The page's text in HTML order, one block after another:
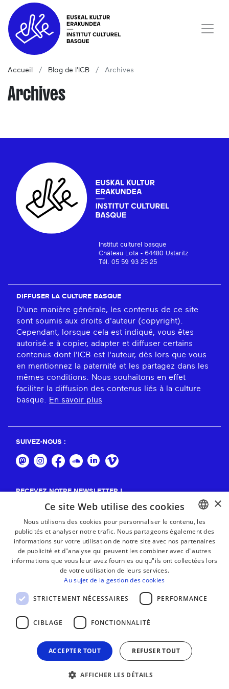
Accueil Blog de l'ICB Archives
Archives
Institut culturel basque
Château Lota - 64480 Ustaritz
Tél. 05 59 93 25 25
DIFFUSER LA CULTURE BASQUE
D'une manière générale, les contenus de ce site
sont soumis aux droits d'auteur (copyright).
Cependant, lorsque cela est indiqué, vous êtes
autorisé.e à copier, adapter et diffuser certains
contenus dont l'ICB est l'auteur, dès lors que vous
en mentionnez la paternité et les partagez dans les
mêmes conditions. Nous souhaitons en effet
faciliter la diffusion des contenus liés à la culture
basque. En savoir plus
SUIVEZ-NOUS :
RECEVEZ NOTRE NEWSLETTER !
MENTIONS LÉGALES
BASQUE
FRENCH
×
Ce site Web utilise des cookies
Nous utilisons des cookies pour personnaliser le contenu, les
publicités et analyser notre trafic. Nous partageons également des
informations sur votre utilisation de notre site avec nos partenaires
de publicité et d"analyse qui peuvent les combiner avec d"autres
informations que vous leur avez fournies ou qu"ils ont collectées lors
de votre utilisation de leurs services.
Au sujet de la gestion des cookies
STRICTEMENT NÉCESSAIRES PERFORMANCE
CIBLAGE FONCTIONNALITÉ
ACCEPTER TOUT REFUSER TOUT
AFFICHER LES DÉTAILS